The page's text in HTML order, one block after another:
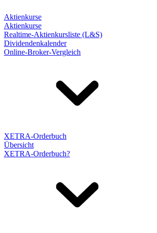
Aktienkurse
Aktienkurse
Realtime-Aktienkursliste (L&S)
Dividendenkalender
Online-Broker-Vergleich
XETRA-Orderbuch
Übersicht
XETRA-Orderbuch?